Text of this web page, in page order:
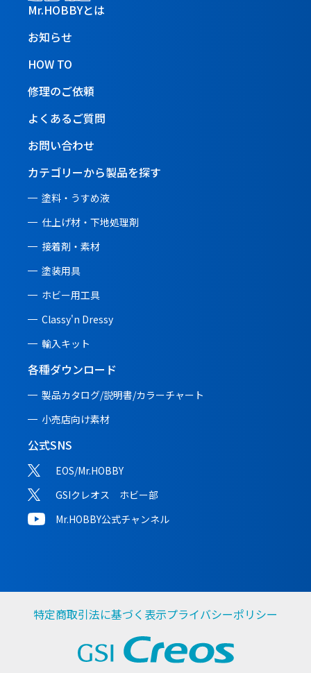
Mr.HOBBYとは
お知らせ
HOW TO
修理のご依頼
よくあるご質問
お問い合わせ
カテゴリーから製品を探す
塗料・うすめ液
仕上げ材・下地処理剤
接着剤・素材
塗装用具
ホビー用工具
Classy'n Dressy
輸入キット
各種ダウンロード
製品カタログ/説明書/カラーチャート
小売店向け素材
公式SNS
EOS/Mr.HOBBY
GSIクレオス ホビー部
Mr.HOBBY公式チャンネル
特定商取引法に基づく表示プライバシーポリシー